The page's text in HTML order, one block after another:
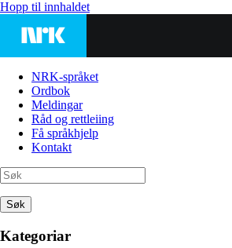
Hopp til innhaldet
NRK-språket
Ordbok
Meldingar
Råd og rettleiing
Få språkhjelp
Kontakt
Søk
Kategoriar